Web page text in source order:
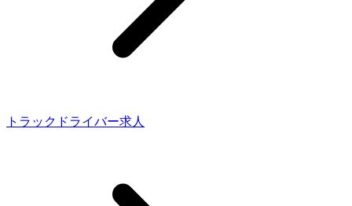
トラックドライバー求人